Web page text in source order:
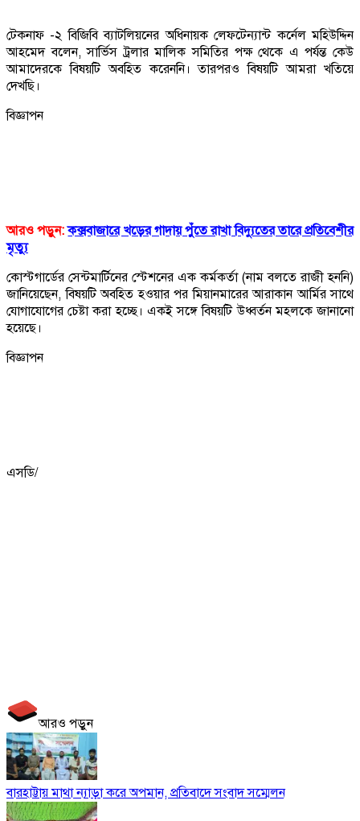
টেকনাফ -২ বিজিবি ব্যাটলিয়নের অধিনায়ক লেফটেন্যান্ট কর্নেল মহিউদ্দিন
আহমেদ বলেন, সার্ভিস ট্রলার মালিক সমিতির পক্ষ থেকে এ পর্যন্ত কেউ
আমাদেরকে বিষয়টি অবহিত করেননি। তারপরও বিষয়টি আমরা খতিয়ে
দেখছি।
বিজ্ঞাপন
আরও পড়ুন: কক্সবাজারে খড়ের গাদায় পুঁতে রাখা বিদ্যুতের তারে প্রতিবেশীর
মৃত্যু
কোস্টগার্ডের সেন্টমার্টিনের স্টেশনের এক কর্মকর্তা (নাম বলতে রাজী হননি)
জানিয়েছেন, বিষয়টি অবহিত হওয়ার পর মিয়ানমারের আরাকান আর্মির সাথে
যোগাযোগের চেষ্টা করা হচ্ছে। একই সঙ্গে বিষয়টি উধ্বর্তন মহলকে জানানো
হয়েছে।
বিজ্ঞাপন
এসডি/
আরও পড়ুন
বারহাট্টায় মাথা ন্যাড়া করে অপমান, প্রতিবাদে সংবাদ সম্মেলন